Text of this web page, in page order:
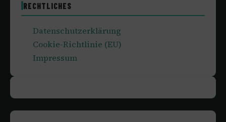
RECHTLICHES
Datenschutzerklärung
Cookie-Richtlinie (EU)
Impressum